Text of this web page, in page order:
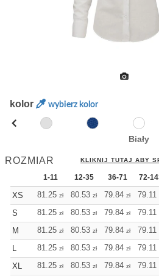
kolor wybierz kolor
Biały
ROZMIAR KLIKNIJ TUTAJ ABY
1-11 12-35 36-71 72-
XS 81.25 zł 80.53 zł 79.84 zł 79.11
S
81.25 zł 80.53 zł 79.84 zł 79.11
M
81.25 zł 80.53 zł 79.84 zł 79.11
L
81.25 zł 80.53 zł 79.84 zł 79.11
XL
81.25 zł 80.53 zł 79.84 zł 79.11